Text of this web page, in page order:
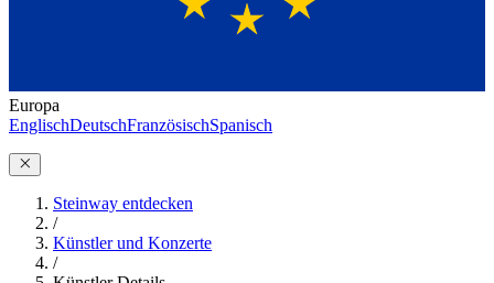
Europa
EnglischDeutschFranzösischSpanisch
Steinway entdecken
/
Künstler und Konzerte
/